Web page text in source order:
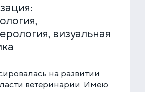
визуальная
на развитии
ветеринарии. Имею